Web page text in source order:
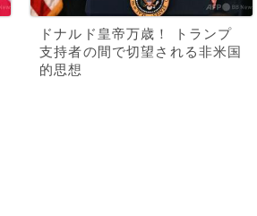
ドナルド皇帝万歳！ トランプ
支持者の間で切望される非米国
的思想